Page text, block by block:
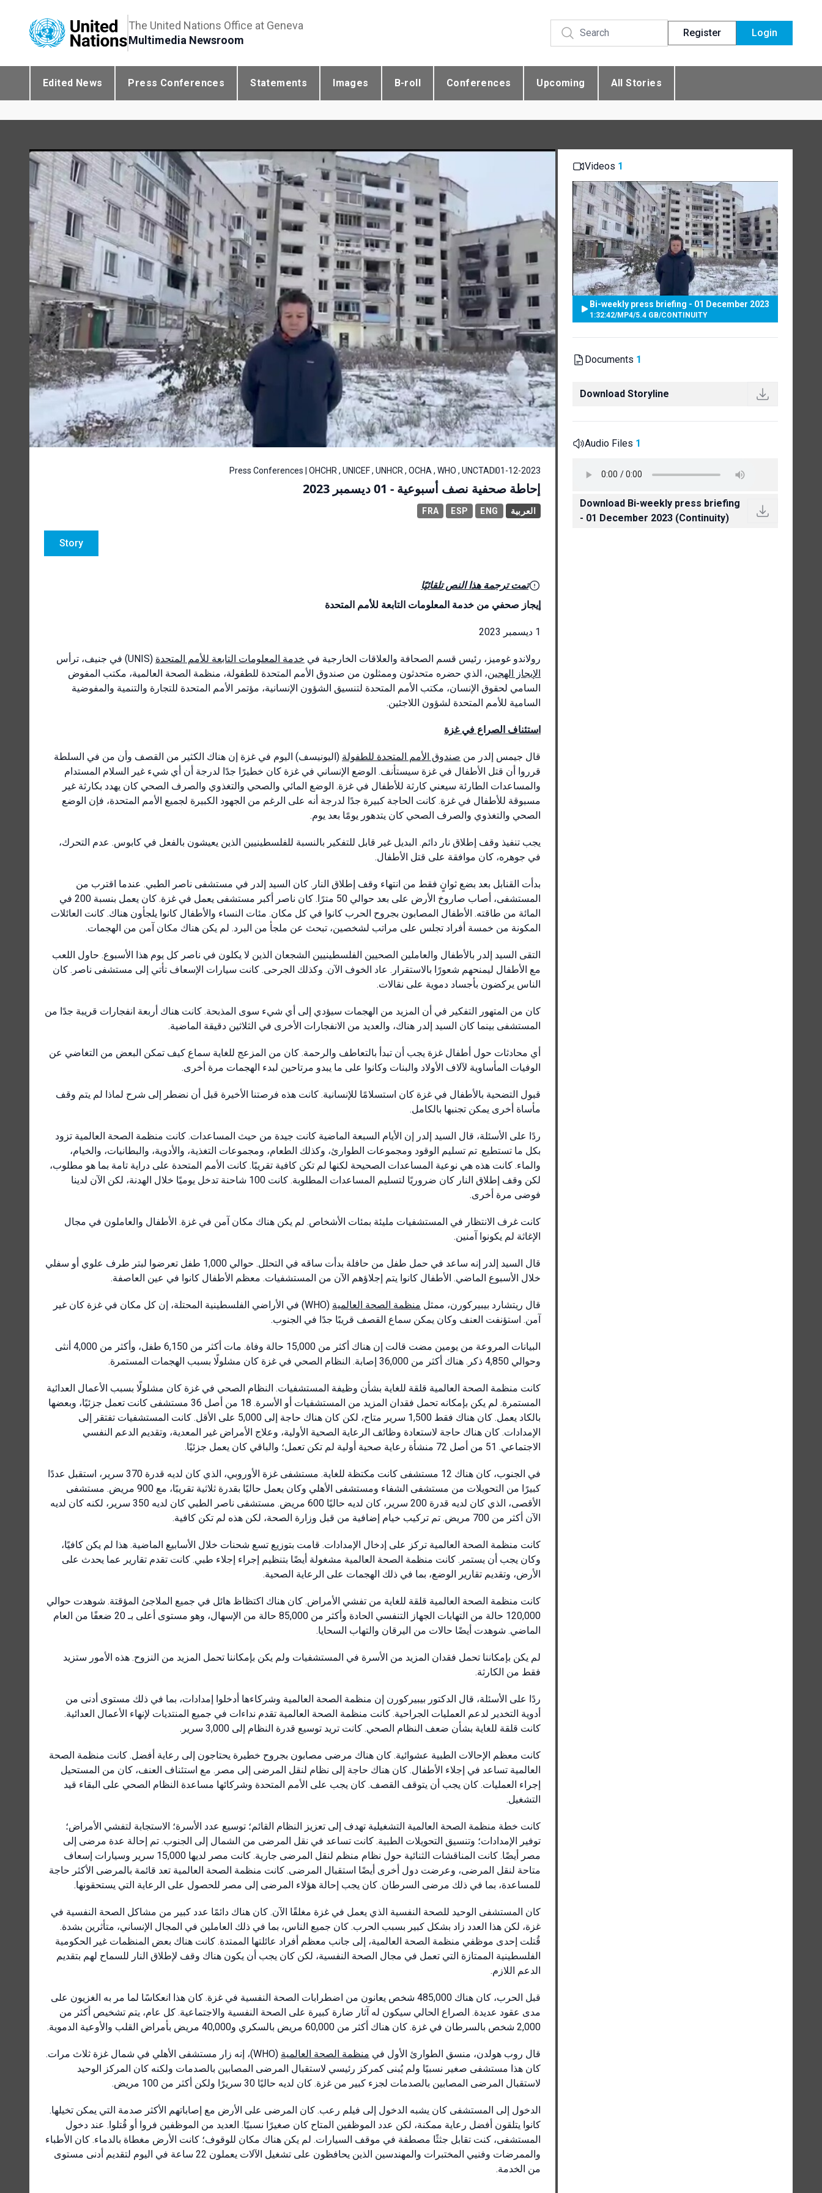
The United Nations Office at Geneva
Multimedia Newsroom
Register Login
Edited News Press Conferences Statements Images B-roll Conferences Upcoming All Stories
01-12-2023
Press Conferences | OHCHR , UNICEF , UNHCR , OCHA , WHO , UNCTAD
إحاطة صحفية نصف أسبوعية - 01 ديسمبر 2023
العربية ENG
ESP
FRA
Story
تمت ترجمة هذا النص تلقائيًا
إيجاز صحفي من خدمة المعلومات التابعة للأمم المتحدة
1 ديسمبر 2023
رولاندو غوميز، رئيس قسم الصحافة والعلاقات الخارجية في خدمة المعلومات التابعة للأمم المتحدة (UNIS) في جنيف، ترأس
الإيجاز الهجين، الذي حضره متحدثون وممثلون من صندوق الأمم المتحدة للطفولة، منظمة الصحة العالمية، مكتب المفوض
السامي لحقوق الإنسان، مكتب الأمم المتحدة لتنسيق الشؤون الإنسانية، مؤتمر الأمم المتحدة للتجارة والتنمية والمفوضية
السامية للأمم المتحدة لشؤون اللاجئين.
استئناف الصراع في غزة
قال جيمس إلدر من صندوق الأمم المتحدة للطفولة (اليونيسف) اليوم في غزة إن هناك الكثير من القصف وأن من في السلطة
قرروا أن قتل الأطفال في غزة سيستأنف. الوضع الإنساني في غزة كان خطيرًا جدًا لدرجة أن أي شيء غير السلام المستدام
والمساعدات الطارئة سيعني كارثة للأطفال في غزة. الوضع المائي والصحي والتغذوي والصرف الصحي كان يهدد بكارثة غير
مسبوقة للأطفال في غزة. كانت الحاجة كبيرة جدًا لدرجة أنه على الرغم من الجهود الكبيرة لجميع الأمم المتحدة، فإن الوضع
الصحي والتغذوي والصرف الصحي كان يتدهور يومًا بعد يوم.
يجب تنفيذ وقف إطلاق نار دائم. البديل غير قابل للتفكير بالنسبة للفلسطينيين الذين يعيشون بالفعل في كابوس. عدم التحرك،
في جوهره، كان موافقة على قتل الأطفال.
بدأت القنابل بعد بضع ثوانٍ فقط من انتهاء وقف إطلاق النار. كان السيد إلدر في مستشفى ناصر الطبي. عندما اقترب من
المستشفى، أصاب صاروخ الأرض على بعد حوالي 50 مترًا. كان ناصر أكبر مستشفى يعمل في غزة. كان يعمل بنسبة 200 في
المائة من طاقته. الأطفال المصابون بجروح الحرب كانوا في كل مكان. مئات النساء والأطفال كانوا يلجأون هناك. كانت العائلات
المكونة من خمسة أفراد تجلس على مراتب لشخصين، تبحث عن ملجأ من البرد. لم يكن هناك مكان آمن من الهجمات.
التقى السيد إلدر بالأطفال والعاملين الصحيين الفلسطينيين الشجعان الذين لا يكلون في ناصر كل يوم هذا الأسبوع. حاول اللعب
مع الأطفال ليمنحهم شعورًا بالاستقرار. عاد الخوف الآن. وكذلك الجرحى. كانت سيارات الإسعاف تأتي إلى مستشفى ناصر. كان
الناس يركضون بأجساد دموية على نقالات.
كان من المتهور التفكير في أن المزيد من الهجمات سيؤدي إلى أي شيء سوى المذبحة. كانت هناك أربعة انفجارات قريبة جدًا من
المستشفى بينما كان السيد إلدر هناك، والعديد من الانفجارات الأخرى في الثلاثين دقيقة الماضية.
أي محادثات حول أطفال غزة يجب أن تبدأ بالتعاطف والرحمة. كان من المزعج للغاية سماع كيف تمكن البعض من التغاضي عن
الوفيات المأساوية لآلاف الأولاد والبنات وكانوا على ما يبدو مرتاحين لبدء الهجمات مرة أخرى.
قبول التضحية بالأطفال في غزة كان استسلامًا للإنسانية. كانت هذه فرصتنا الأخيرة قبل أن نضطر إلى شرح لماذا لم يتم وقف
مأساة أخرى يمكن تجنبها بالكامل.
ردًا على الأسئلة، قال السيد إلدر إن الأيام السبعة الماضية كانت جيدة من حيث المساعدات. كانت منظمة الصحة العالمية تزود
بكل ما تستطيع. تم تسليم الوقود ومجموعات الطوارئ، وكذلك الطعام، ومجموعات التغذية، والأدوية، والبطانيات، والخيام،
والماء. كانت هذه هي نوعية المساعدات الصحيحة لكنها لم تكن كافية تقريبًا. كانت الأمم المتحدة على دراية تامة بما هو مطلوب،
لكن وقف إطلاق النار كان ضروريًا لتسليم المساعدات المطلوبة. كانت 100 شاحنة تدخل يوميًا خلال الهدنة، لكن الآن لدينا
فوضى مرة أخرى.
كانت غرف الانتظار في المستشفيات مليئة بمئات الأشخاص. لم يكن هناك مكان آمن في غزة. الأطفال والعاملون في مجال
الإغاثة لم يكونوا آمنين.
قال السيد إلدر إنه ساعد في حمل طفل من حافلة بدأت ساقه في التحلل. حوالي 1,000 طفل تعرضوا لبتر طرف علوي أو سفلي
خلال الأسبوع الماضي. الأطفال كانوا يتم إجلاؤهم الآن من المستشفيات. معظم الأطفال كانوا في عين العاصفة.
قال ريتشارد بيبيركورن، ممثل منظمة الصحة العالمية
(WHO) في الأراضي الفلسطينية المحتلة، إن كل مكان في غزة كان غير
آمن. استؤنفت العنف وكان يمكن سماع القصف قريبًا جدًا في الجنوب.
البيانات المروعة من يومين مضت قالت إن هناك أكثر من 15,000 حالة وفاة. مات أكثر من 6,150 طفل، وأكثر من 4,000 أنثى
وحوالي 4,850 ذكر. هناك أكثر من 36,000 إصابة. النظام الصحي في غزة كان مشلولًا بسبب الهجمات المستمرة.
كانت منظمة الصحة العالمية قلقة للغاية بشأن وظيفة المستشفيات. النظام الصحي في غزة كان مشلولًا بسبب الأعمال العدائية
المستمرة. لم يكن بإمكانه تحمل فقدان المزيد من المستشفيات أو الأسرة. 18 من أصل 36 مستشفى كانت تعمل جزئيًا، وبعضها
بالكاد يعمل. كان هناك فقط 1,500 سرير متاح، لكن كان هناك حاجة إلى 5,000 على الأقل. كانت المستشفيات تفتقر إلى
الإمدادات. كان هناك حاجة لاستعادة وظائف الرعاية الصحية الأولية، وعلاج الأمراض غير المعدية، وتقديم الدعم النفسي
الاجتماعي. 51 من أصل 72 منشأة رعاية صحية أولية لم تكن تعمل؛ والباقي كان يعمل جزئيًا.
في الجنوب، كان هناك 12 مستشفى كانت مكتظة للغاية. مستشفى غزة الأوروبي، الذي كان لديه قدرة 370 سرير، استقبل عددًا
كبيرًا من التحويلات من مستشفى الشفاء ومستشفى الأهلي وكان يعمل حاليًا بقدرة ثلاثية تقريبًا، مع 900 مريض. مستشفى
الأقصى، الذي كان لديه قدرة 200 سرير، كان لديه حاليًا 600 مريض. مستشفى ناصر الطبي كان لديه 350 سرير، لكنه كان لديه
الآن أكثر من 700 مريض. تم تركيب خيام إضافية من قبل وزارة الصحة، لكن هذه لم تكن كافية.
كانت منظمة الصحة العالمية تركز على إدخال الإمدادات. قامت بتوزيع تسع شحنات خلال الأسابيع الماضية. هذا لم يكن كافيًا،
وكان يجب أن يستمر. كانت منظمة الصحة العالمية مشغولة أيضًا بتنظيم إجراء إجلاء طبي. كانت تقدم تقارير عما يحدث على
الأرض، وتقديم تقارير الوضع، بما في ذلك الهجمات على الرعاية الصحية.
كانت منظمة الصحة العالمية قلقة للغاية من تفشي الأمراض. كان هناك اكتظاظ هائل في جميع الملاجئ المؤقتة. شوهدت حوالي
120,000 حالة من التهابات الجهاز التنفسي الحادة وأكثر من 85,000 حالة من الإسهال، وهو مستوى أعلى بـ 20 ضعفًا من العام
الماضي. شوهدت أيضًا حالات من اليرقان والتهاب السحايا.
لم يكن بإمكاننا تحمل فقدان المزيد من الأسرة في المستشفيات ولم يكن بإمكاننا تحمل المزيد من النزوح. هذه الأمور ستزيد
فقط من الكارثة.
ردًا على الأسئلة، قال الدكتور بيبيركورن إن منظمة الصحة العالمية وشركاءها أدخلوا إمدادات، بما في ذلك مستوى أدنى من
أدوية التخدير لدعم العمليات الجراحية. كانت منظمة الصحة العالمية تقدم نداءات في جميع المنتديات لإنهاء الأعمال العدائية.
كانت قلقة للغاية بشأن ضعف النظام الصحي. كانت تريد توسيع قدرة النظام إلى 3,000 سرير.
كانت معظم الإحالات الطبية عشوائية. كان هناك مرضى مصابون بجروح خطيرة يحتاجون إلى رعاية أفضل. كانت منظمة الصحة
العالمية تساعد في إجلاء الأطفال. كان هناك حاجة إلى نظام لنقل المرضى إلى مصر. مع استئناف العنف، كان من المستحيل
إجراء العمليات. كان يجب أن يتوقف القصف. كان يجب على الأمم المتحدة وشركائها مساعدة النظام الصحي على البقاء قيد
التشغيل.
كانت خطة منظمة الصحة العالمية التشغيلية تهدف إلى تعزيز النظام القائم؛ توسيع عدد الأسرة؛ الاستجابة لتفشي الأمراض؛
توفير الإمدادات؛ وتنسيق التحويلات الطبية. كانت تساعد في نقل المرضى من الشمال إلى الجنوب. تم إحالة عدة مرضى إلى
مصر أيضًا. كانت المناقشات الثنائية حول نظام منظم لنقل المرضى جارية. كانت مصر لديها 15,000 سرير وسيارات إسعاف
متاحة لنقل المرضى، وعرضت دول أخرى أيضًا استقبال المرضى. كانت منظمة الصحة العالمية تعد قائمة بالمرضى الأكثر حاجة
للمساعدة، بما في ذلك مرضى السرطان. كان يجب إحالة هؤلاء المرضى إلى مصر للحصول على الرعاية التي يستحقونها.
كان المستشفى الوحيد للصحة النفسية الذي يعمل في غزة مغلقًا الآن. كان هناك دائمًا عدد كبير من مشاكل الصحة النفسية في
غزة، لكن هذا العدد زاد بشكل كبير بسبب الحرب. كان جميع الناس، بما في ذلك العاملين في المجال الإنساني، متأثرين بشدة.
قُتلت إحدى موظفي منظمة الصحة العالمية، إلى جانب معظم أفراد عائلتها الممتدة. كانت هناك بعض المنظمات غير الحكومية
الفلسطينية الممتازة التي تعمل في مجال الصحة النفسية، لكن كان يجب أن يكون هناك وقف لإطلاق النار للسماح لهم بتقديم
الدعم اللازم.
قبل الحرب، كان هناك 485,000 شخص يعانون من اضطرابات الصحة النفسية في غزة. كان هذا انعكاسًا لما مر به الغزيون على
مدى عقود عديدة. الصراع الحالي سيكون له آثار ضارة كبيرة على الصحة النفسية والاجتماعية. كل عام، يتم تشخيص أكثر من
2,000 شخص بالسرطان في غزة. كان هناك أكثر من 60,000 مريض بالسكري و40,000 مريض بأمراض القلب والأوعية الدموية.
قال روب هولدن، منسق الطوارئ الأول في منظمة الصحة العالمية (WHO)، إنه زار
مستشفى الأهلي في شمال غزة ثلاث مرات.
كان هذا مستشفى صغير نسبيًا ولم يُبنى كمركز رئيسي لاستقبال المرضى المصابين بالصدمات ولكنه كان المركز الوحيد
لاستقبال المرضى المصابين بالصدمات لجزء كبير من غزة. كان لديه حاليًا 30 سريرًا ولكن أكثر من 100 مريض.
الدخول إلى المستشفى كان يشبه الدخول إلى فيلم رعب. كان المرضى على الأرض مع إصاباتهم الأكثر صدمة التي يمكن تخيلها.
كانوا يتلقون أفضل رعاية ممكنة، لكن عدد الموظفين المتاح كان صغيرًا نسبيًا. العديد من الموظفين فروا أو قُتلوا. عند دخول
المستشفى، كنت تقابل جثثًا مصطفة في موقف السيارات. لم يكن هناك مكان للوقوف؛ كانت الأرض مغطاة بالدماء. كان الأطباء
والممرضات وفنيي المختبرات والمهندسين الذين يحافظون على تشغيل الآلات يعملون 22 ساعة في اليوم لتقديم أدنى مستوى
من الخدمة.
Videos 1
Bi-weekly press briefing - 01 December 2023
1:32:42/MP4/5.4 GB/CONTINUITY
Documents 1
Download Storyline
Audio Files 1
Download Bi-weekly press briefing
- 01 December 2023 (Continuity)